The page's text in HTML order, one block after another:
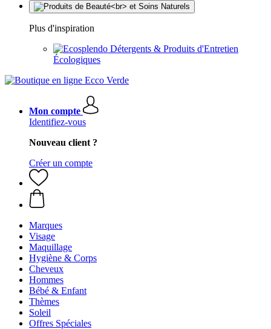
Plus d'inspiration
Détergents & Produits d'Entretien
Écologiques
Mon compte
Identifiez-vous
Nouveau client ?
Créer un compte
Marques
Visage
Maquillage
Hygiène & Corps
Cheveux
Hommes
Bébé & Enfant
Thèmes
Soleil
Offres Spéciales